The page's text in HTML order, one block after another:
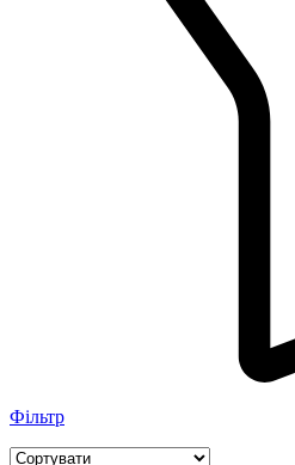
Фільтр